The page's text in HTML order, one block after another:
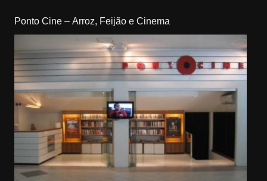
Ponto Cine – Arroz, Feijão e Cinema